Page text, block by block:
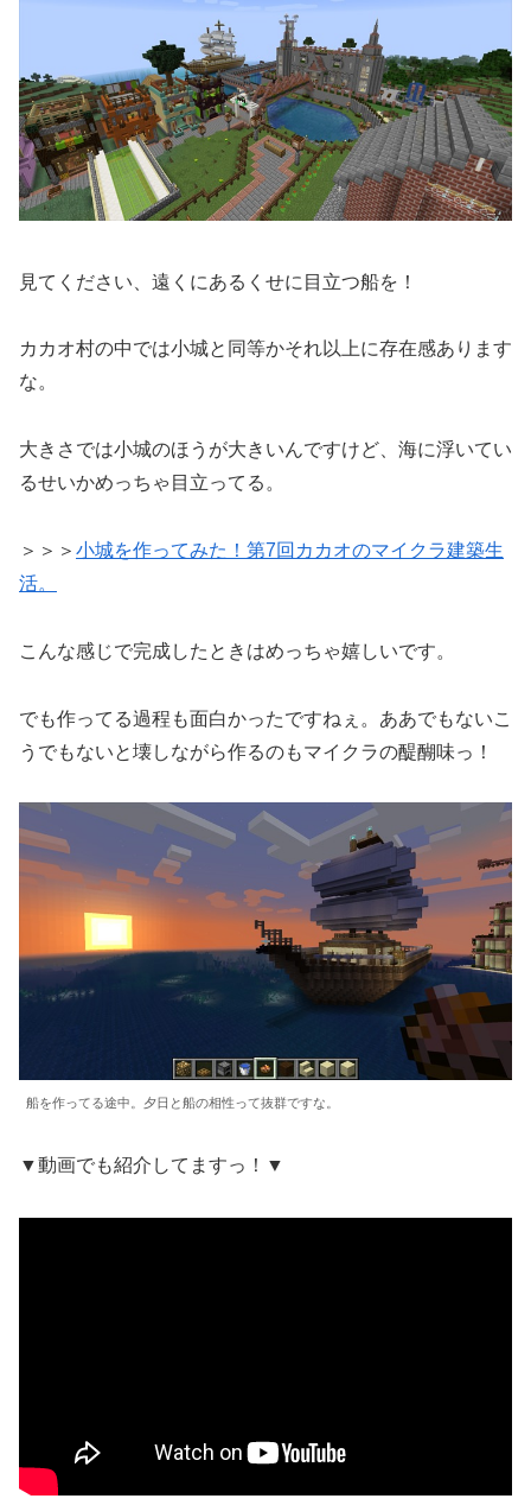
見てください、遠くにあるくせに目立つ船を！
カカオ村の中では小城と同等かそれ以上に存在感あります
な。
大きさでは小城のほうが大きいんですけど、海に浮いてい
るせいかめっちゃ目立ってる。
＞＞＞ 小城を作ってみた！第7回カカオのマイクラ建築生
活。
こんな感じで完成したときはめっちゃ嬉しいです。
でも作ってる過程も面白かったですねぇ。ああでもないこ
うでもないと壊しながら作るのもマイクラの醍醐味っ！
船を作ってる途中。夕日と船の相性って抜群ですな。
▼動画でも紹介してますっ！▼